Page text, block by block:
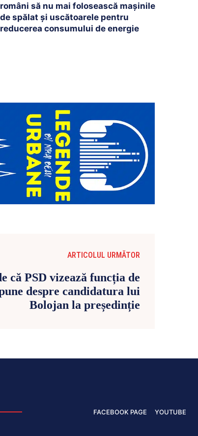
români să nu mai folosească mașinile
de spălat și uscătoarele pentru
reducerea consumului de energie
ARTICOLUL URMĂTOR
că PSD vizează funcția de
despre candidatura lui
Bolojan la președinție
FACEBOOK PAGE YOUTUBE